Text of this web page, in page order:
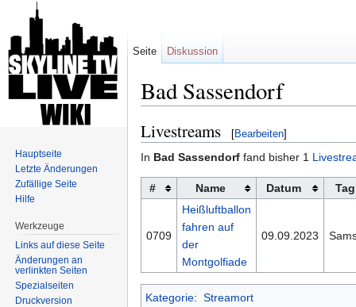
Bad Sassendorf
Livestreams [Bearbeiten]
In Bad Sassendorf fand bisher 1
# Name Datum Tag
0709
Heißluftballon
fahren auf
der
Montgolfiade
09.09.2023
Kategorie: Streamort
Seite Diskussion
Hauptseite
Letzte Änderungen
Zufällige Seite
Hilfe
Werkzeuge
Links auf diese Seite
Änderungen an
verlinkten Seiten
Spezialseiten
Druckversion